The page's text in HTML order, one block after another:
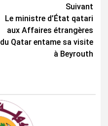
Suivant
Le ministre d’État qatari
aux Affaires étrangères
du Qatar entame sa visite
à Beyrouth